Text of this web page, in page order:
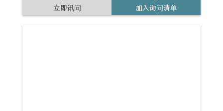
立即讯问 加入询问清单